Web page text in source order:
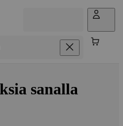
sanalla